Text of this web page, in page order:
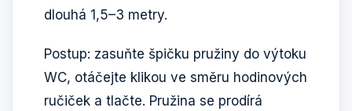
dlouhá 1,5–3 metry.
Postup: zasuňte špičku pružiny do výtoku
WC, otáčejte klikou ve směru hodinových
ručiček a tlačte. Pružina se prodírá